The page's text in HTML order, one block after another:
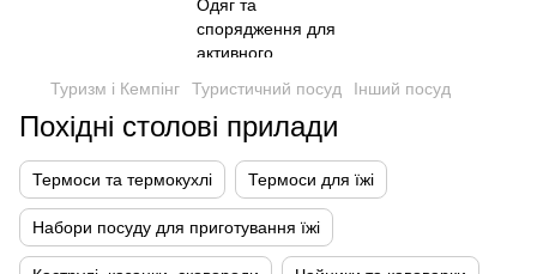
Туризм і Кемпінг Туристичний посуд Інший посуд
Похідні столові прилади
Термоси та термокухлі Термоси для їжі
Набори посуду для приготування їжі